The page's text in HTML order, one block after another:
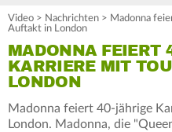
Video > Nachrichten > Madonna
Auftakt in London
MADONNA FEIERT
KARRIERE MIT
LONDON
Madonna feiert 40-jährige
London. Madonna, die